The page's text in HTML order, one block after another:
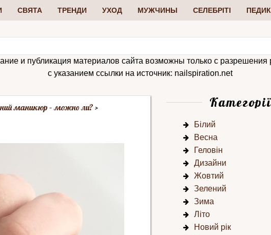
СВЯТА ТРЕНДИ УХОД МУЖЧИНЫ СЕЛЕБРІТІ
и публикация материалов сайта возможны только с разрешения
с указанием ссылки на источник: nailspiration.net
маникюр – можно ли?
Категорії
Білий
Весна
Геловін
Дизайни
Жовтий
Зелений
Зима
Літо
Новий рік